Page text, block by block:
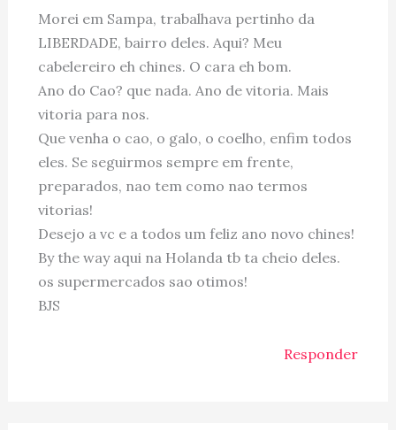
Morei em Sampa, trabalhava pertinho da
LIBERDADE, bairro deles. Aqui? Meu
cabelereiro eh chines. O cara eh bom.
Ano do Cao? que nada. Ano de vitoria. Mais
vitoria para nos.
Que venha o cao, o galo, o coelho, enfim todos
eles. Se seguirmos sempre em frente,
preparados, nao tem como nao termos
vitorias!
Desejo a vc e a todos um feliz ano novo chines!
By the way aqui na Holanda tb ta cheio deles.
os supermercados sao otimos!
BJS
Responder